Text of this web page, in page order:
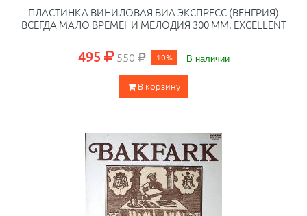
ПЛАСТИНКА ВИНИЛОВАЯ ВИА ЭКСПРЕСС (ВЕНГРИЯ)
ВСЕГДА МАЛО ВРЕМЕНИ МЕЛОДИЯ 300 ММ. EXCELLENT
495 550 10% В наличии
В корзину